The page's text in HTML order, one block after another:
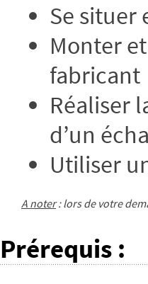
Se situer
Monter
fabricant
Réaliser
d’un
Utiliser
A noter: lors de votre
Prérequis :